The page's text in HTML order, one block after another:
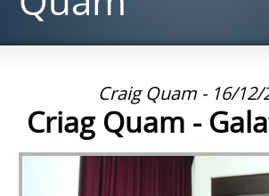
Craig Quam - 16/12/
Criag Quam -